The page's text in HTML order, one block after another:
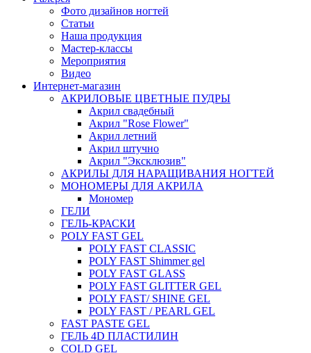
Фото дизайнов ногтей
Статьи
Наша продукция
Мастер-классы
Мероприятия
Видео
Интернет-магазин
АКРИЛОВЫЕ ЦВЕТНЫЕ ПУДРЫ
Акрил свадебный
Акрил "Rose Flower"
Акрил летний
Акрил штучно
Акрил "Эксклюзив"
АКРИЛЫ ДЛЯ НАРАЩИВАНИЯ НОГТЕЙ
МОНОМЕРЫ ДЛЯ АКРИЛА
Мономер
ГЕЛИ
ГЕЛЬ-КРАСКИ
POLY FAST GEL
POLY FAST CLASSIC
POLY FAST Shimmer gel
POLY FAST GLASS
POLY FAST GLITTER GEL
POLY FAST/ SHINE GEL
POLY FAST / PEARL GEL
FAST PASTE GEL
ГЕЛЬ 4D ПЛАСТИЛИН
COLD GEL